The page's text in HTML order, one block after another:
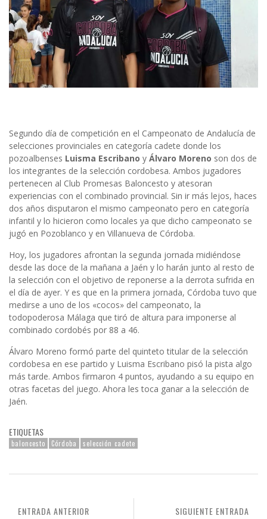
Segundo día de competición en el Campeonato de Andalucía de
selecciones provinciales en categoría cadete donde los
pozoalbenses Luisma Escribano y Álvaro Moreno son dos de
los integrantes de la selección cordobesa. Ambos jugadores
pertenecen al Club Promesas Baloncesto y atesoran
experiencias con el combinado provincial. Sin ir más lejos, haces
dos años disputaron el mismo campeonato pero en categoría
infantil y lo hicieron como locales ya que dicho campeonato se
jugó en Pozoblanco y en Villanueva de Córdoba.
Hoy, los jugadores afrontan la segunda jornada midiéndose
desde las doce de la mañana a Jaén y lo harán junto al resto de
la selección con el objetivo de reponerse a la derrota sufrida en
el día de ayer. Y es que en la primera jornada, Córdoba tuvo que
medirse a uno de los «cocos» del campeonato, la
todopoderosa Málaga que tiró de altura para imponerse al
combinado cordobés por 88 a 46.
Álvaro Moreno formó parte del quinteto titular de la selección
cordobesa en ese partido y Luisma Escribano pisó la pista algo
más tarde. Ambos firmaron 4 puntos, ayudando a su equipo en
otras facetas del juego. Ahora les toca ganar a la selección de
Jaén.
ETIQUETAS
baloncesto Córdoba selección cadete
SIGUIENTE ENTRADA
ENTRADA ANTERIOR